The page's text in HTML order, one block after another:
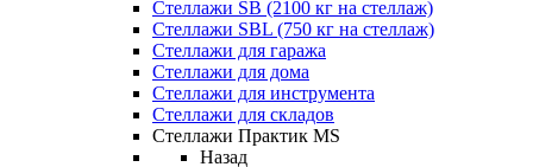
Стеллажи SB (2100 кг на стеллаж)
Стеллажи SBL (750 кг на стеллаж)
Стеллажи для гаража
Стеллажи для дома
Стеллажи для инструмента
Стеллажи для складов
Стеллажи Практик MS
Назад